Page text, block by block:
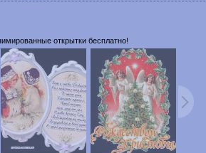
открытки бесплатно!